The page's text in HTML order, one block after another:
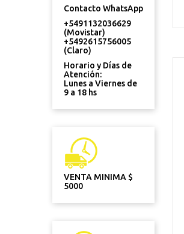
Contacto WhatsApp
+5491132036629
(Movistar)
+5492615756005
(Claro)
Horario y Días de
Atención:
Lunes a Viernes de
9 a 18 hs
VENTA MINIMA $
5000